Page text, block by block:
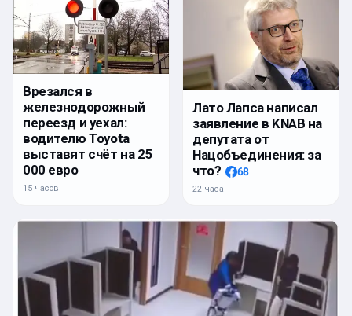
Врезался в
железнодорожный
переезд и уехал:
водителю Toyota
выставят счёт на 25
000 евро
15 часов
Лато Лапса написал
заявление в KNAB на
депутата от
Нацобъединения: за
что?
68
22 часа